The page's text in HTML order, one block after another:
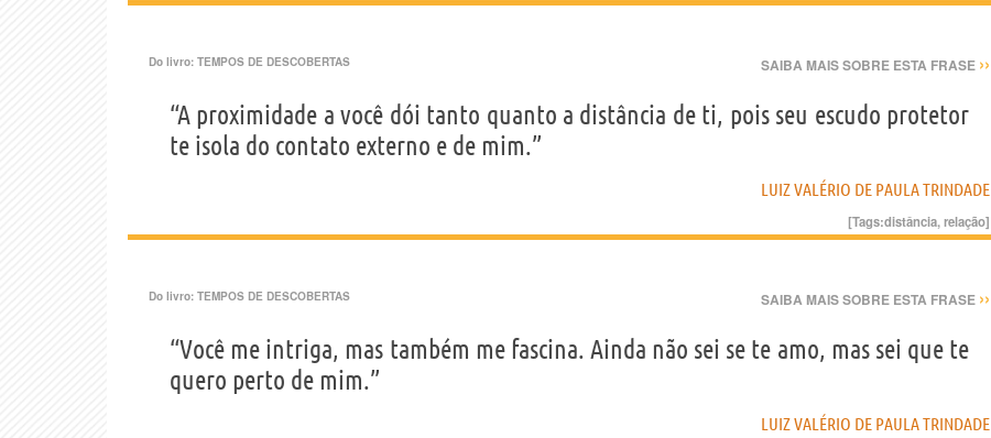
Do livro: TEMPOS DE DESCOBERTAS SAIBA MAIS SOBRE ESTA FRASE ››
“A proximidade a você dói tanto quanto a distância de ti, pois seu escudo protetor
te isola do contato externo e de mim.”
LUIZ VALÉRIO DE PAULA TRINDADE
[Tags:distância,relação]
Do livro: TEMPOS DE DESCOBERTAS SAIBA MAIS SOBRE ESTA FRASE ››
“Você me intriga, mas também me fascina. Ainda não sei se te amo, mas sei que te
quero perto de mim.”
LUIZ VALÉRIO DE PAULA TRINDADE